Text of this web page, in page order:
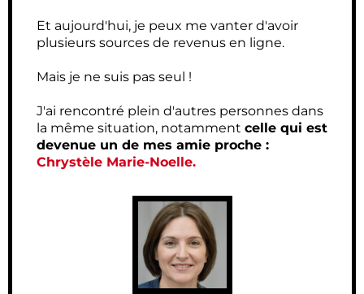
Et aujourd'hui, je peux me vanter d'avoir
plusieurs sources de revenus en ligne.
Mais je ne suis pas seul !
J'ai rencontré plein d'autres personnes dans
la même situation, notamment celle qui est
devenue un de mes amie proche :
Chrystèle Marie-Noelle.